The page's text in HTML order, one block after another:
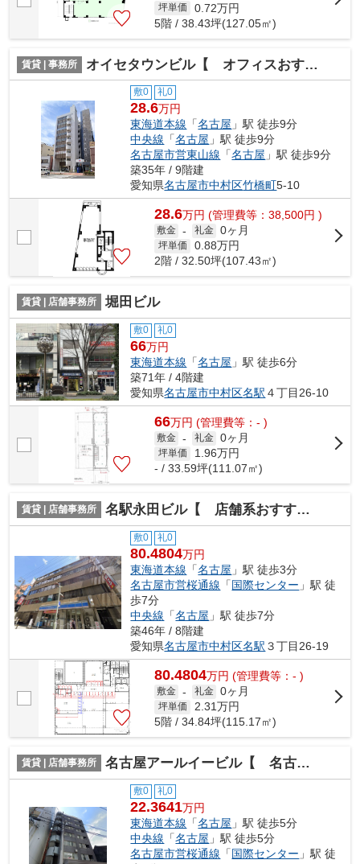
坪単価 0.72万円
5階 / 38.43坪(127.05㎡)
賃貸 | 事務所 オイセタウンビル【 オフィスおすすめ 】
敷0 礼0
28.6万円
東海道本線 「名古屋 」駅 徒歩9分
中央線 「名古屋 」駅 徒歩9分
名古屋市営東山線 「名古屋 」駅 徒歩9分
築35年 / 9階建
愛知県名古屋市中村区竹橋町5-10
28.6万円 (管理費等：38,500円 )
敷金 - 礼金 0ヶ月
坪単価 0.88万円
2階 / 32.50坪(107.43㎡)
賃貸 | 店舗事務所 堀田ビル
敷0 礼0
66万円
東海道本線 「名古屋 」駅 徒歩6分
築71年 / 4階建
愛知県名古屋市中村区名駅 ４丁目26-10
66万円 (管理費等：- )
敷金 - 礼金 0ヶ月
坪単価 1.96万円
- / 33.59坪(111.07㎡)
賃貸 | 店舗事務所 名駅永田ビル【 店舗系おすすめ 】
敷0 礼0
80.4804万円
東海道本線 「名古屋 」駅 徒歩3分
名古屋市営桜通線 「国際センター 」駅 徒
歩7分
中央線 「名古屋 」駅 徒歩7分
築46年 / 8階建
愛知県名古屋市中村区名駅 ３丁目26-19
80.4804万円 (管理費等：- )
敷金 - 礼金 0ヶ月
坪単価 2.31万円
5階 / 34.84坪(115.17㎡)
賃貸 | 店舗事務所 名古屋アールイービル【 名古屋の貸事務所・貸オフィス 】
敷0 礼0
22.3641万円
東海道本線 「名古屋 」駅 徒歩5分
中央線 「名古屋 」駅 徒歩5分
名古屋市営桜通線 「国際センター 」駅 徒